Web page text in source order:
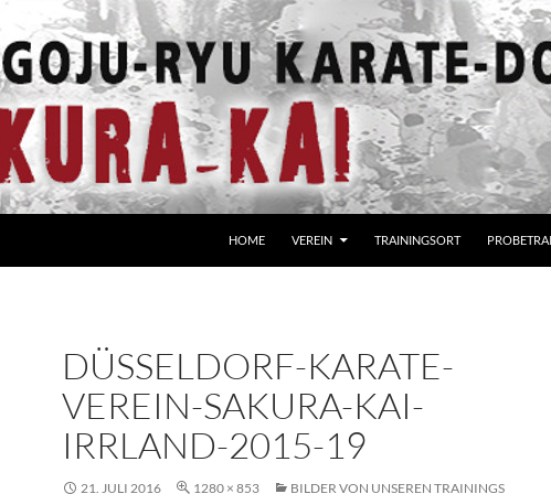
HOME VEREIN TRAININGSORT
DÜSSELDORF-KARATE-
VEREIN-SAKURA-KAI-
IRRLAND-2015-19
21. JULI 2016 1280 × 853 BILDER VON UNSEREN TRAININGS